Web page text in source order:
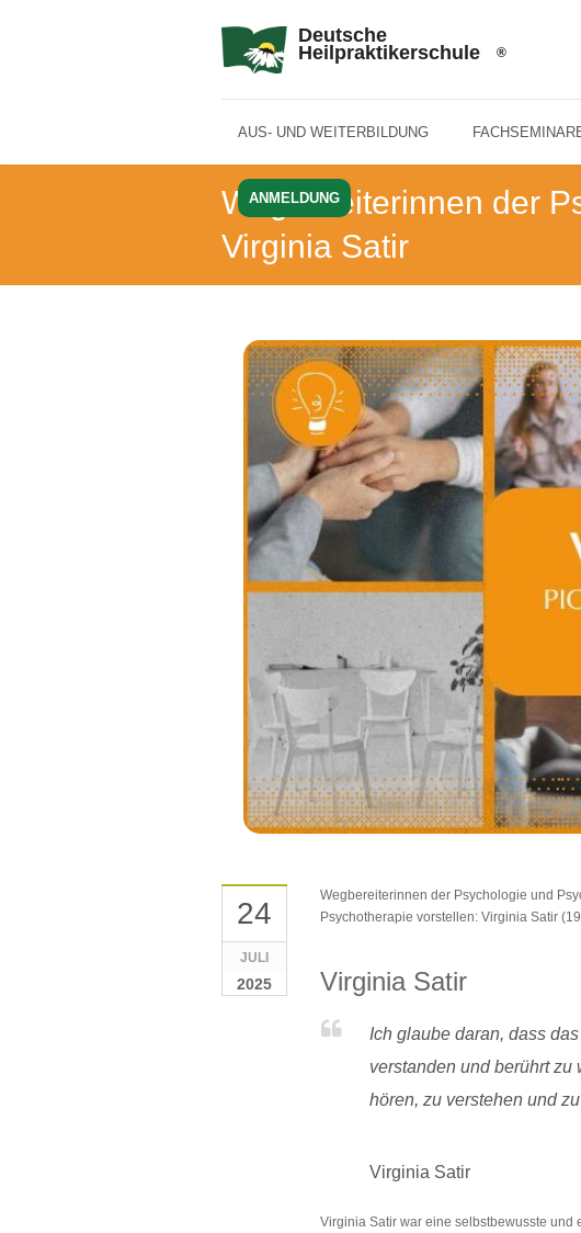
Deutsche
Heilpraktikerschule
AUS- UND WEITERBILDUNG
ANMELDUNG
Wegbereiterinnen der
Virginia Satir
24
JULI
2025
Wegbereiterinnen der Psychologie und
Psychotherapie vorstellen: Virginia Satir
Virginia Satir
Ich glaube daran, dass
verstanden und berührt
hören, zu verstehen und
Virginia Satir
Virginia Satir war eine selbstbewusste und